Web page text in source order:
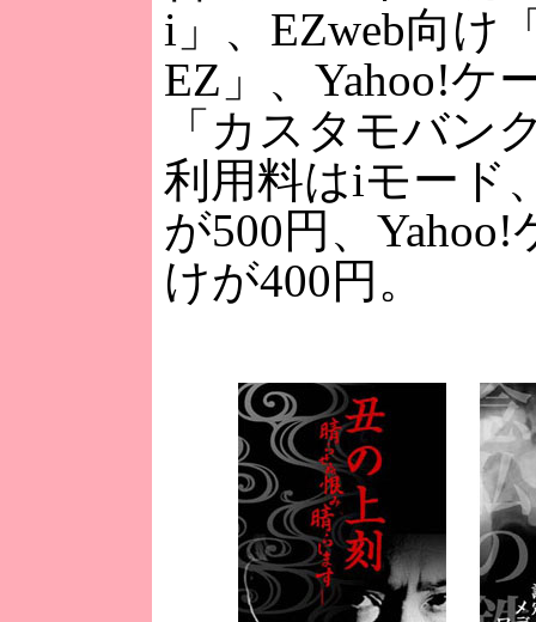
i」、EZweb向け
EZ」、Yahoo!ケ
「カスタモバン
利用料はiモード
が500円、
けが400円。